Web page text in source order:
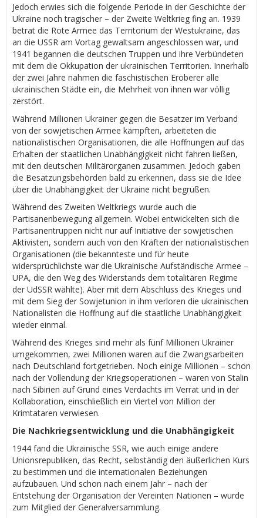
Jedoch erwies sich die folgende Periode in der Geschichte der
Ukraine noch tragischer – der Zweite Weltkrieg fing an. 1939
betrat die Rote Armee das Territorium der Westukraine, das
an die USSR am Vortag gewaltsam angeschlossen war, und
1941 begannen die deutschen Truppen und ihre Verbündeten
mit dem die Okkupation der ukrainischen Territorien. Innerhalb
der zwei Jahre nahmen die faschistischen Eroberer alle
ukrainischen Städte ein, die Mehrheit von ihnen war völlig
zerstört.
Während Millionen Ukrainer gegen die Besatzer im Verband
von der sowjetischen Armee kämpften, arbeiteten die
nationalistischen Organisationen, die alle Hoffnungen auf das
Erhalten der staatlichen Unabhängigkeit nicht fahren ließen,
mit den deutschen Militärorganen zusammen. Jedoch gaben
die Besatzungsbehörden bald zu erkennen, dass sie die Idee
über die Unabhängigkeit der Ukraine nicht begrüßen.
Während des Zweiten Weltkriegs wurde auch die
Partisanenbewegung allgemein. Wobei entwickelten sich die
Partisanentruppen nicht nur auf Initiative der sowjetischen
Aktivisten, sondern auch von den Kräften der nationalistischen
Organisationen (die bekannteste und für heute
widersprüchlichste war die Ukrainische Aufständische Armee –
UPA, die den Weg des Widerstands dem totalitären Regime
der UdSSR wählte). Aber mit dem Abschluss des Krieges und
mit dem Sieg der Sowjetunion in ihm verloren die ukrainischen
Nationalisten die Hoffnung auf die staatliche Unabhängigkeit
wieder einmal.
Während des Krieges sind mehr als fünf Millionen Ukrainer
umgekommen, zwei Millionen waren auf die Zwangsarbeiten
nach Deutschland fortgetrieben. Noch einige Millionen – schon
nach der Vollendung der Kriegsoperationen – waren von Stalin
nach Sibirien auf Grund eines Verdachts im Verrat und in der
Kollaboration, einschließlich ein Viertel von Million der
Krimtataren verwiesen.
Die Nachkriegsentwicklung und die Unabhängigkeit
1944 fand die Ukrainische SSR, wie auch einige andere
Unionsrepubliken, das Recht, selbständig den äußerlichen Kurs
zu bestimmen und die internationalen Beziehungen
aufzubauen. Und schon nach einem Jahr – nach der
Entstehung der Organisation der Vereinten Nationen – wurde
zum Mitglied der Generalversammlung.